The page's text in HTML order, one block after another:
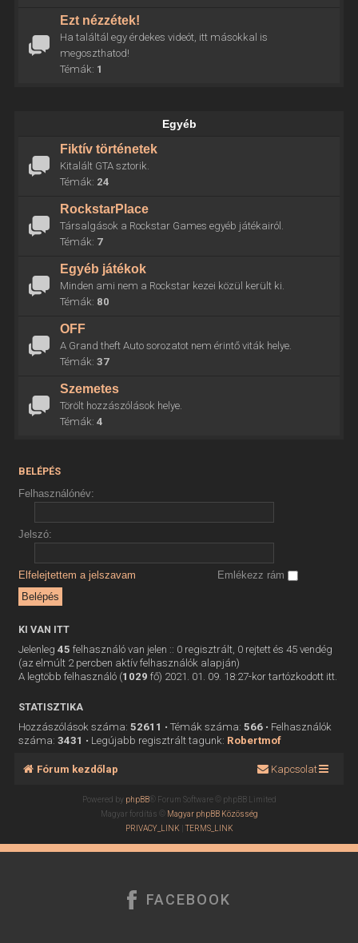
Ezt nézzétek!
Ha találtál egy érdekes videót, itt másokkal is
megoszthatod!
Témák: 1
Egyéb
Fiktív történetek
Kitalált GTA sztorik.
Témák: 24
RockstarPlace
Társalgások a Rockstar Games egyéb játékairól.
Témák: 7
Egyéb játékok
Minden ami nem a Rockstar kezei közül került ki.
Témák: 80
OFF
A Grand theft Auto sorozatot nem érintő viták helye.
Témák: 37
Szemetes
Törölt hozzászólások helye.
Témák: 4
BELÉPÉS
Felhasználónév:
Jelszó:
Elfelejtettem a jelszavam Emlékezz rám
KI VAN ITT
Jelenleg 45 felhasználó van jelen :: 0 regisztrált, 0 rejtett és 45 vendég
(az elmúlt 2 percben aktív felhasználók alapján)
A legtöbb felhasználó (1029 fő) 2021. 01. 09. 18:27-kor tartózkodott itt.
STATISZTIKA
Hozzászólások száma: 52611 • Témák száma: 566• Felhasználók
száma: 3431 • Legújabb regisztrált tagunk: Robertmof
Fórum kezdőlap Kapcsolat
Powered by phpBB® Forum Software © phpBB Limited
Magyar fordítás © Magyar phpBB Közösség
PRIVACY_LINK |TERMS_LINK
FACEBOOK